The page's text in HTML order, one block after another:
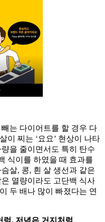
는 다이어트를 할 경우 다
이 찌는 ‘요요’ 현상이 나타
을 줄이면서도 특히 탄수
식이를 하였을 때 효과를
살, 콩, 흰 살 생선과 같은
열량이라도 고단백 식사
두 배나 많이 빠졌다는 연